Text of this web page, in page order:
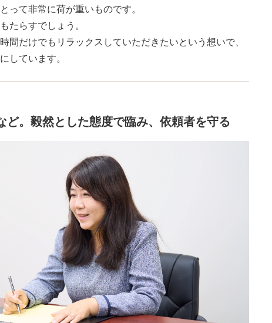
って非常に荷が重いものです。
たらすでしょう。
間だけでもリラックスしていただきたいという想いで、
しています。
ど。毅然とした態度で臨み、依頼者を守る